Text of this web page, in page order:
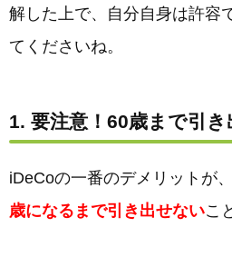
解した上で、自分自身は許容
てくださいね。
1. 要注意！60歳まで引
iDeCoの一番のデメリットが、
歳になるまで引き出せないこ